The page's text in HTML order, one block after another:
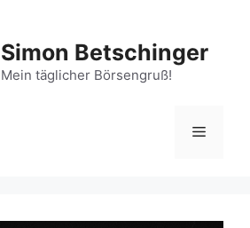
Simon Betschinger
Mein täglicher Börsengruß!
Menü